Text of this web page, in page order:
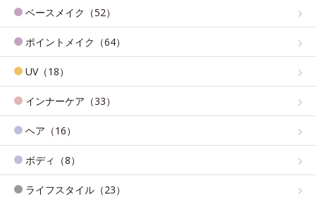
ベースメイク（52）
ポイントメイク（64）
UV（18）
インナーケア（33）
ヘア（16）
ボディ（8）
ライフスタイル（23）